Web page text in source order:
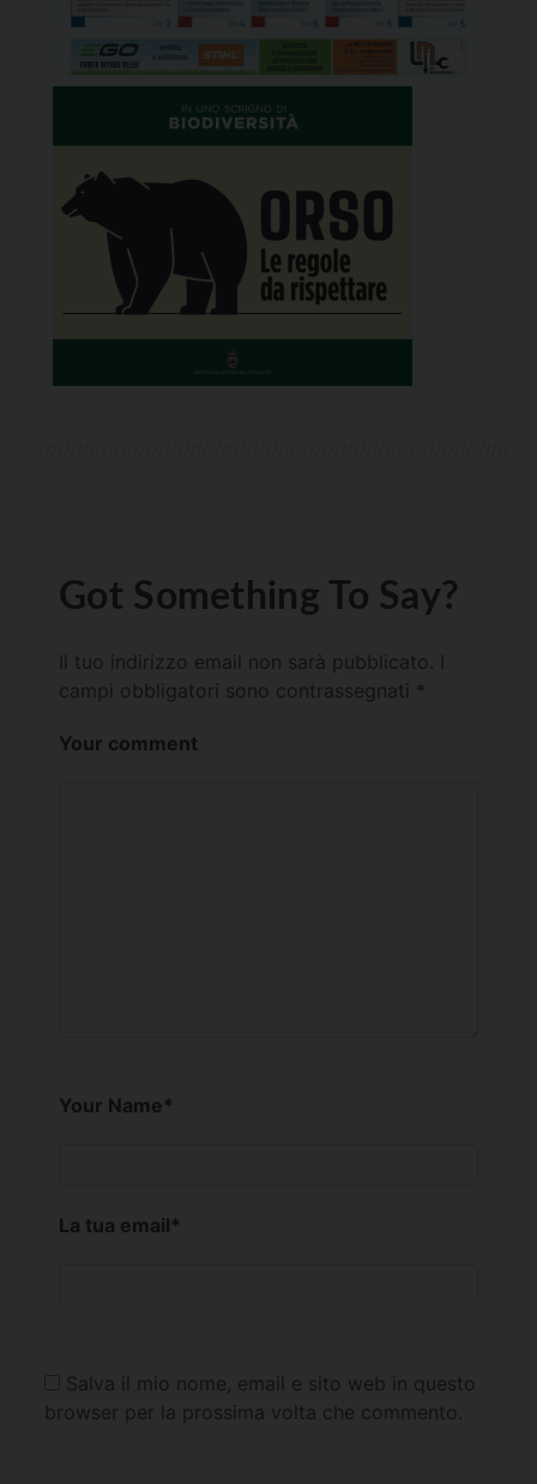
Got Something To Say?
Il tuo indirizzo email non sarà pubblicato.
campi obbligatori sono contrassegnati *
Your comment
Your Name*
La tua email*
Salva il mio nome, email e sito web in questo
browser per la prossima volta che commento.